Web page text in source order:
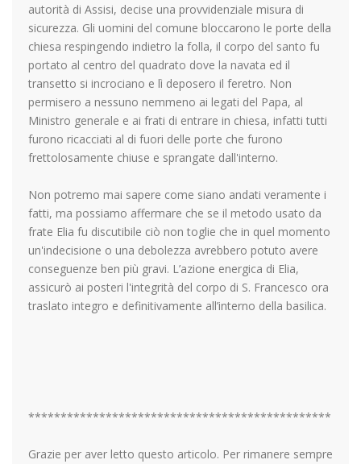
autorità di Assisi, decise una provvidenziale misura di
sicurezza. Gli uomini del comune bloccarono le porte della
chiesa respingendo indietro la folla, il corpo del santo fu
portato al centro del quadrato dove la navata ed il
transetto si incrociano e lì deposero il feretro. Non
permisero a nessuno nemmeno ai legati del Papa, al
Ministro generale e ai frati di entrare in chiesa, infatti tutti
furono ricacciati al di fuori delle porte che furono
frettolosamente chiuse e sprangate dall'interno.
Non potremo mai sapere come siano andati veramente i
fatti, ma possiamo affermare che se il metodo usato da
frate Elia fu discutibile ciò non toglie che in quel momento
un'indecisione o una debolezza avrebbero potuto avere
conseguenze ben più gravi. L’azione energica di Elia,
assicurò ai posteri l'integrità del corpo di S. Francesco ora
traslato integro e definitivamente all’interno della basilica.
***********************************************
Grazie per aver letto questo articolo. Per rimanere sempre